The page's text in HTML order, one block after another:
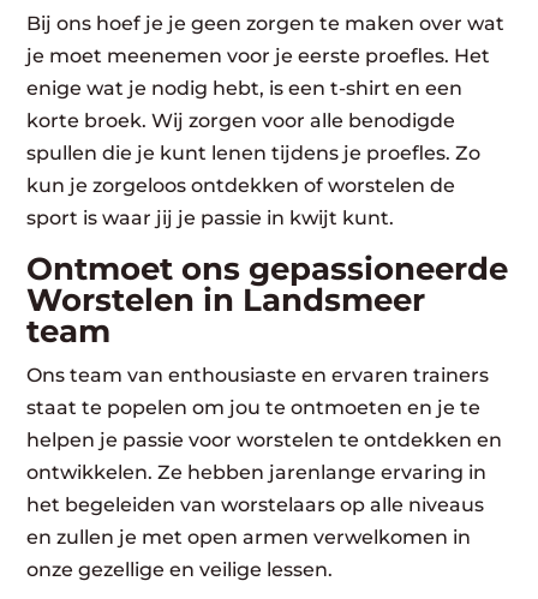
Bij ons hoef je je geen zorgen te maken over wat
je moet meenemen voor je eerste proefles. Het
enige wat je nodig hebt, is een t-shirt en een
korte broek. Wij zorgen voor alle benodigde
spullen die je kunt lenen tijdens je proefles. Zo
kun je zorgeloos ontdekken of worstelen de
sport is waar jij je passie in kwijt kunt.
Ontmoet ons gepassioneerde
Worstelen in Landsmeer
team
Ons team van enthousiaste en ervaren trainers
staat te popelen om jou te ontmoeten en je te
helpen je passie voor worstelen te ontdekken en
ontwikkelen. Ze hebben jarenlange ervaring in
het begeleiden van worstelaars op alle niveaus
en zullen je met open armen verwelkomen in
onze gezellige en veilige lessen.